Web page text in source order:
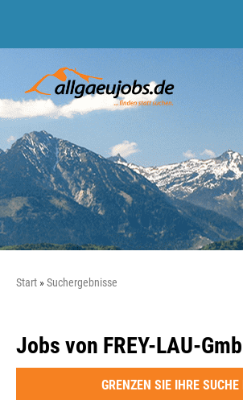
Start Suchergebnisse
Jobs von FREY-LAU-
GRENZEN SIE IHRE SUCHE